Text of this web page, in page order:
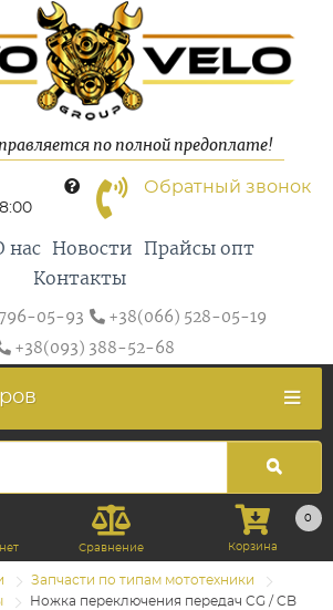
по полной предоплате!
Обратный звонок
нас Новости
Прайсы опт
Контакты
05-93
+38(066) 528-05-19
+38(093) 388-52-68
Сравнение
0
Корзина
Запчасти по типам мототехники
Ножка переключения передач CG / CB